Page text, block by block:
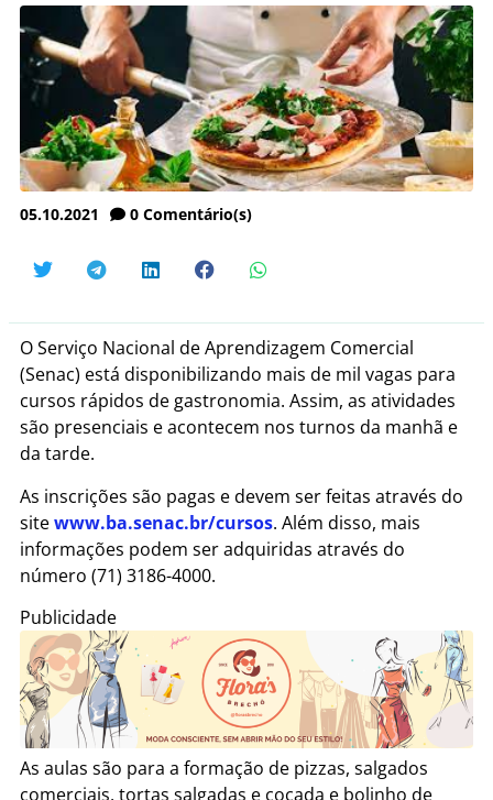
05.10.2021 0 Comentário(s)
O Serviço Nacional de Aprendizagem Comercial
(Senac) está disponibilizando mais de mil vagas para
cursos rápidos de gastronomia. Assim, as atividades
são presenciais e acontecem nos turnos da manhã e
da tarde.
As inscrições são pagas e devem ser feitas através do
sitewww.ba.senac.br/cursos. Além disso, mais
informações podem ser adquiridas através do
número (71) 3186-4000.
Publicidade
As aulas são para a formação de pizzas, salgados
comerciais, tortas salgadas e cocada e bolinho de